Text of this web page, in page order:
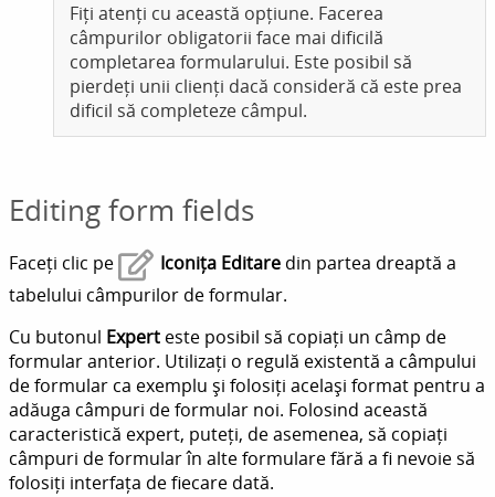
Fiți atenți cu această opțiune. Facerea
câmpurilor obligatorii face mai dificilă
completarea formularului. Este posibil să
pierdeți unii clienți dacă consideră că este prea
dificil să completeze câmpul.
Editing form fields
Faceți clic pe Iconița Editare din partea dreaptă a
tabelului câmpurilor de formular.
Cu butonul Expert este posibil să copiați un câmp de
formular anterior. Utilizați o regulă existentă a câmpului
de formular ca exemplu și folosiți același format pentru a
adăuga câmpuri de formular noi. Folosind această
caracteristică expert, puteți, de asemenea, să copiați
câmpuri de formular în alte formulare fără a fi nevoie să
folosiți interfața de fiecare dată.